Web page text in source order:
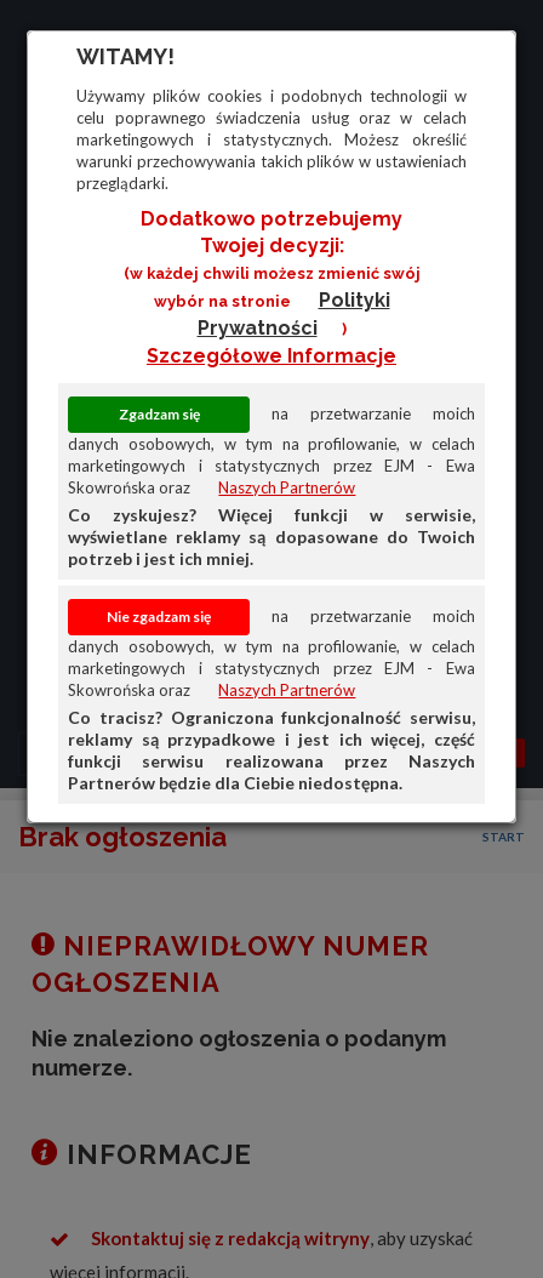
WITAMY!
Używamy plików cookies i podobnych technologii w
celu poprawnego świadczenia usług oraz w celach
marketingowych i statystycznych. Możesz określić
warunki przechowywania takich plików w ustawieniach
przeglądarki.
Dodatkowo potrzebujemy
Twojej decyzji:
(w każdej chwili możesz zmienić swój
wybór na stronie
Polityki
Prywatności
)
Szczegółowe Informacje
na przetwarzanie moich
danych osobowych, w tym na profilowanie, w celach
marketingowych i statystycznych przez EJM - Ewa
Skowrońska oraz
Naszych Partnerów
Co zyskujesz? Więcej funkcji w serwisie,
wyświetlane reklamy są dopasowane do Twoich
potrzeb i jest ich mniej.
na przetwarzanie moich
danych osobowych, w tym na profilowanie, w celach
marketingowych i statystycznych przez EJM - Ewa
Skowrońska oraz
Naszych Partnerów
Co tracisz? Ograniczona funkcjonalność serwisu,
reklamy są przypadkowe i jest ich więcej, część
funkcji serwisu realizowana przez Naszych
Partnerów będzie dla Ciebie niedostępna.
MENU MOJA AG
Brak ogłoszenia START
NIEPRAWIDŁOWY NUMER
OGŁOSZENIA
Nie znaleziono ogłoszenia o podanym
numerze.
INFORMACJE
Skontaktuj się z redakcją witryny, aby uzyskać
więcej informacji.